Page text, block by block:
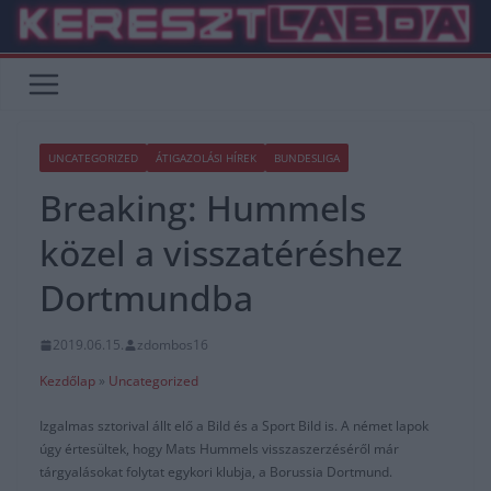
Skip
content
UNCATEGORIZED ÁTIGAZOLÁSI HÍREK BUNDESLIGA
Breaking: Hummels
közel a visszatéréshez
Dortmundba
2019.06.15.
zdombos16
Kezdőlap » Uncategorized
Izgalmas sztorival állt elő a Bild és a Sport Bild is. A német lapok
úgy értesültek, hogy Mats Hummels visszaszerzéséről már
tárgyalásokat folytat egykori klubja, a Borussia Dortmund.